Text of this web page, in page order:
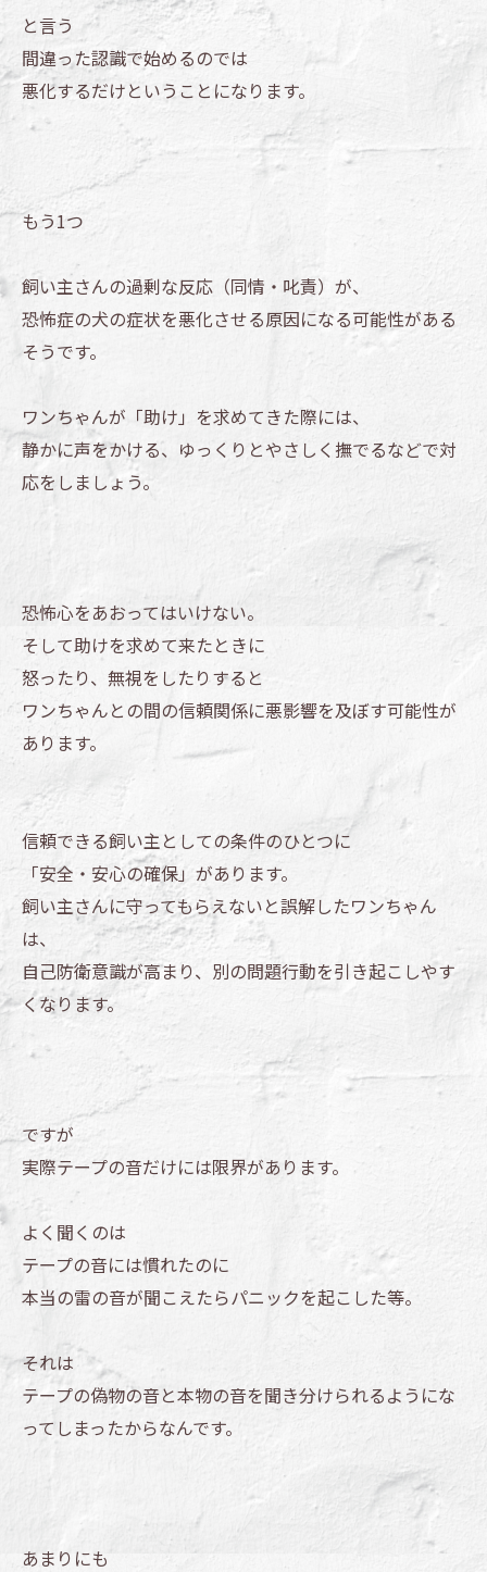
と言う
間違った認識で始めるのでは
悪化するだけということになります。
もう1つ
飼い主さんの過剰な反応（同情・叱責）が、
恐怖症の犬の症状を悪化させる原因になる可能性がある
そうです。
ワンちゃんが「助け」を求めてきた際には、
静かに声をかける、ゆっくりとやさしく撫でるなどで対
応をしましょう。
恐怖心をあおってはいけない。
そして助けを求めて来たときに
怒ったり、無視をしたりすると
ワンちゃんとの間の信頼関係に悪影響を及ぼす可能性が
あります。
信頼できる飼い主としての条件のひとつに
「安全・安心の確保」があります。
飼い主さんに守ってもらえないと誤解したワンちゃん
は、
自己防衛意識が高まり、別の問題行動を引き起こしやす
くなります。
ですが
実際テープの音だけには限界があります。
よく聞くのは
テープの音には慣れたのに
本当の雷の音が聞こえたらパニックを起こした等。
それは
テープの偽物の音と本物の音を聞き分けられるようにな
ってしまったからなんです。
あまりにも